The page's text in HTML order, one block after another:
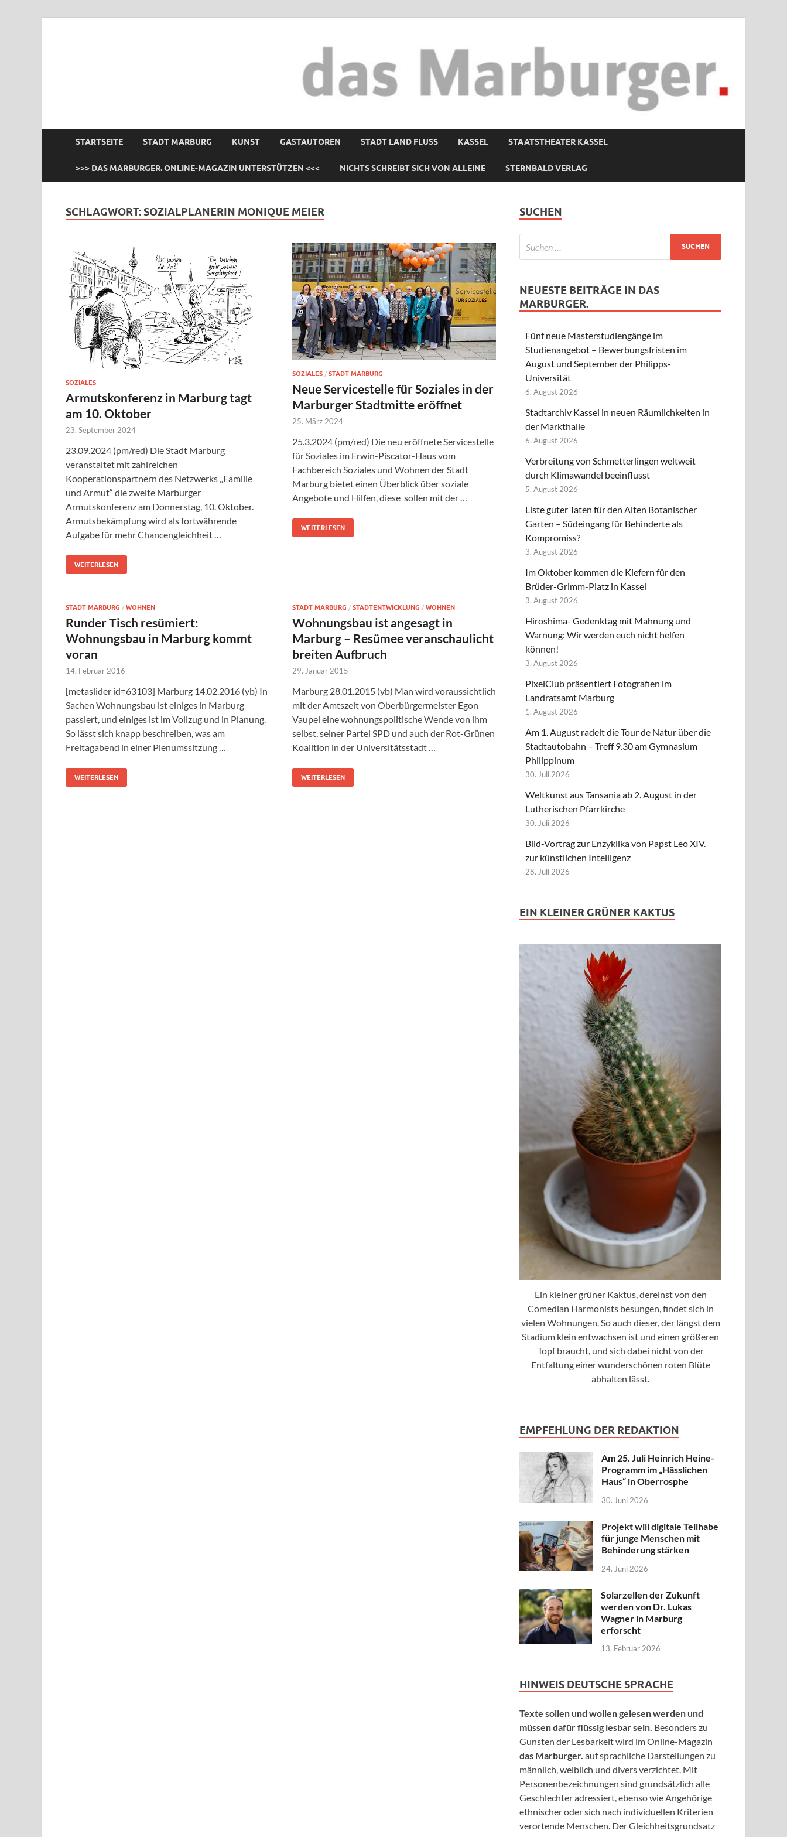
STARTSEITE STADT MARBURG KUNST GASTAUTOREN STADT LAND FLUSS KASSEL STAATSTHEATER KASSEL
>>> DAS MARBURGER. ONLINE-MAGAZIN UNTERSTÜTZEN <<< NICHTS SCHREIBT SICH VON ALLEINE STERNBALD VERLAG
SCHLAGWORT: SOZIALPLANERIN MONIQUE MEIER
SOZIALES
Armutskonferenz in Marburg tagt
am 10. Oktober
23. September 2024
23.09.2024 (pm/red) Die Stadt Marburg
veranstaltet mit zahlreichen
Kooperationspartnern des Netzwerks „Familie
und Armut“ die zweite Marburger
Armutskonferenz am Donnerstag, 10. Oktober.
Armutsbekämpfung wird als fortwährende
Aufgabe für mehr Chancengleichheit …
WEITERLESEN
SOZIALES / STADT MARBURG
Neue Servicestelle für Soziales in der
Marburger Stadtmitte eröffnet
25. März 2024
25.3.2024 (pm/red) Die neu eröffnete Servicestelle
für Soziales im Erwin-Piscator-Haus vom
Fachbereich Soziales und Wohnen der Stadt
Marburg bietet einen Überblick über soziale
Angebote und Hilfen, diese sollen mit der …
WEITERLESEN
STADT MARBURG / WOHNEN
Runder Tisch resümiert:
Wohnungsbau in Marburg kommt
voran
14. Februar 2016
[metaslider id=63103] Marburg 14.02.2016 (yb) In
Sachen Wohnungsbau ist einiges in Marburg
passiert, und einiges ist im Vollzug und in Planung.
So lässt sich knapp beschreiben, was am
Freitagabend in einer Plenumssitzung …
WEITERLESEN
STADT MARBURG / STADTENTWICKLUNG / WOHNEN
Wohnungsbau ist angesagt in
Marburg – Resümee veranschaulicht
breiten Aufbruch
29. Januar 2015
Marburg 28.01.2015 (yb) Man wird voraussichtlich
mit der Amtszeit von Oberbürgermeister Egon
Vaupel eine wohnungspolitische Wende von ihm
selbst, seiner Partei SPD und auch der Rot-Grünen
Koalition in der Universitätsstadt …
WEITERLESEN
SUCHEN
NEUESTE BEITRÄGE IN DAS
MARBURGER.
Fünf neue Masterstudiengänge im
Studienangebot – Bewerbungsfristen im
August und September der Philipps-
Universität
6. August 2026
Stadtarchiv Kassel in neuen Räumlichkeiten in
der Markthalle
6. August 2026
Verbreitung von Schmetterlingen weltweit
durch Klimawandel beeinflusst
5. August 2026
Liste guter Taten für den Alten Botanischer
Garten – Südeingang für Behinderte als
Kompromiss?
3. August 2026
Im Oktober kommen die Kiefern für den
Brüder-Grimm-Platz in Kassel
3. August 2026
Hiroshima- Gedenktag mit Mahnung und
Warnung: Wir werden euch nicht helfen
können!
3. August 2026
PixelClub präsentiert Fotografien im
Landratsamt Marburg
1. August 2026
Am 1. August radelt die Tour de Natur über die
Stadtautobahn – Treff 9.30 am Gymnasium
Philippinum
30. Juli 2026
Weltkunst aus Tansania ab 2. August in der
Lutherischen Pfarrkirche
30. Juli 2026
Bild-Vortrag zur Enzyklika von Papst Leo XIV.
zur künstlichen Intelligenz
28. Juli 2026
EIN KLEINER GRÜNER KAKTUS
Ein kleiner grüner Kaktus, dereinst von den
Comedian Harmonists besungen, findet sich in
vielen Wohnungen. So auch dieser, der längst dem
Stadium klein entwachsen ist und einen größeren
Topf braucht, und sich dabei nicht von der
Entfaltung einer wunderschönen roten Blüte
abhalten lässt.
EMPFEHLUNG DER REDAKTION
Am 25. Juli Heinrich Heine-
Programm im „Hässlichen
Haus“ in Oberrosphe
30. Juni 2026
Projekt will digitale Teilhabe
für junge Menschen mit
Behinderung stärken
24. Juni 2026
Solarzellen der Zukunft
werden von Dr. Lukas
Wagner in Marburg
erforscht
13. Februar 2026
HINWEIS DEUTSCHE SPRACHE
Texte sollen und wollen gelesen werden und
müssen dafür flüssig lesbar sein. Besonders zu
Gunsten der Lesbarkeit wird im Online-Magazin
das Marburger. auf sprachliche Darstellungen zu
männlich, weiblich und divers verzichtet. Mit
Personenbezeichnungen sind grundsätzlich alle
Geschlechter adressiert, ebenso wie Angehörige
ethnischer oder sich nach individuellen Kriterien
verortende Menschen. Der Gleichheitsgrundsatz